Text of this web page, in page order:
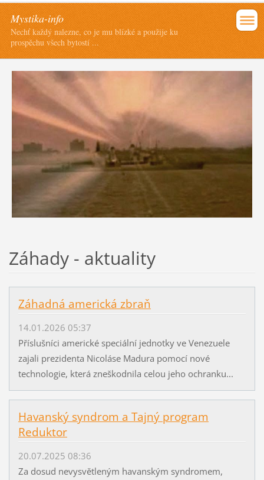
Mystika-info
Nechť každý nalezne, co je mu blízké a použije ku
prospěchu všech bytostí ...
Záhady - aktuality
Záhadná americká zbraň
14.01.2026 05:37
Příslušníci americké speciální jednotky ve Venezuele
zajali prezidenta Nicoláse Madura pomocí nové
technologie, která zneškodnila celou jeho ochranku...
Havanský syndrom a Tajný program
Reduktor
20.07.2025 08:36
Za dosud nevysvětleným havanským syndromem,